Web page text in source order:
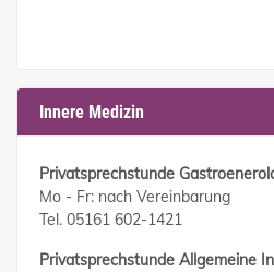
Innere Medizin
Privatsprechstunde
Mo - Fr: nach Vereinbarung
Tel. 05161 602-1421
Privatsprechstunde Allgemeine